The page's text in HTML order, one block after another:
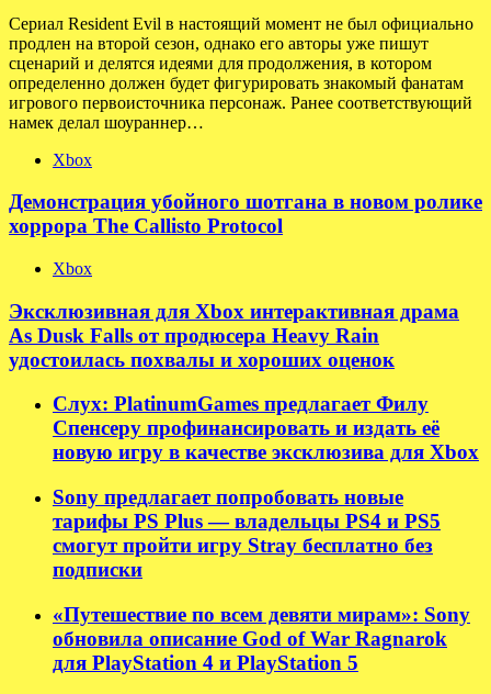
Сериал Resident Evil в настоящий момент не был официально
продлен на второй сезон, однако его авторы уже пишут
сценарий и делятся идеями для продолжения, в котором
определенно должен будет фигурировать знакомый фанатам
игрового первоисточника персонаж. Ранее соответствующий
намек делал шоураннер…
Xbox
Демонстрация убойного шотгана в новом ролике
хоррора The Callisto Protocol
Xbox
Эксклюзивная для Xbox интерактивная драма
As Dusk Falls от продюсера Heavy Rain
удостоилась похвалы и хороших оценок
Слух: PlatinumGames предлагает Филу
Спенсеру профинансировать и издать её
новую игру в качестве эксклюзива для Xbox
Sony предлагает попробовать новые
тарифы PS Plus — владельцы PS4 и PS5
смогут пройти игру Stray бесплатно без
подписки
«Путешествие по всем девяти мирам»: Sony
обновила описание God of War Ragnarok
для PlayStation 4 и PlayStation 5